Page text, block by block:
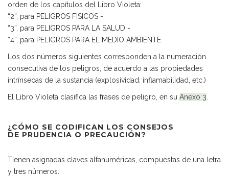
orden de los capítulos del Libro Violeta:
“2”, para PELIGROS FÍSICOS -
“3”, para PELIGROS PARA LA SALUD -
“4”, para PELIGROS PARA EL MEDIO AMBIENTE
Los dos números siguientes corresponden a la numeración
consecutiva de los peligros, de acuerdo a las propiedades
intrínsecas de la sustancia (explosividad, inflamabilidad, etc.)
El Libro Violeta clasifica las frases de peligro, en su Anexo 3
¿CÓMO SE CODIFICAN LOS CONSEJOS
DE PRUDENCIA O PRECAUCIÓN?
Tienen asignadas claves alfanuméricas, compuestas de una letra
y tres números.